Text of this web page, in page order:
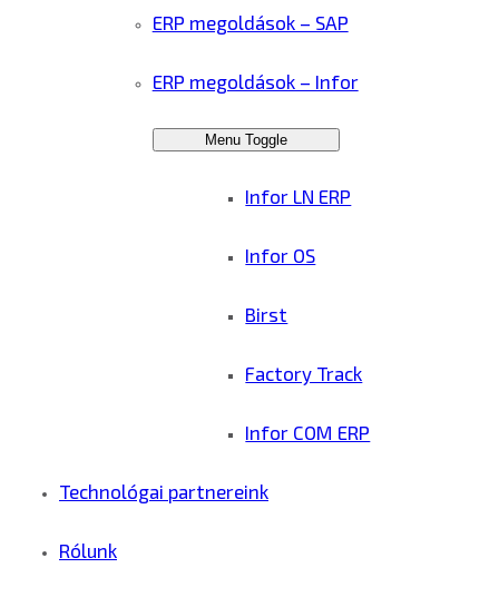
ERP megoldások – SAP
ERP megoldások – Infor
Menu Toggle
Infor LN ERP
Infor OS
Birst
Factory Track
Infor COM ERP
Technológai partnereink
Rólunk